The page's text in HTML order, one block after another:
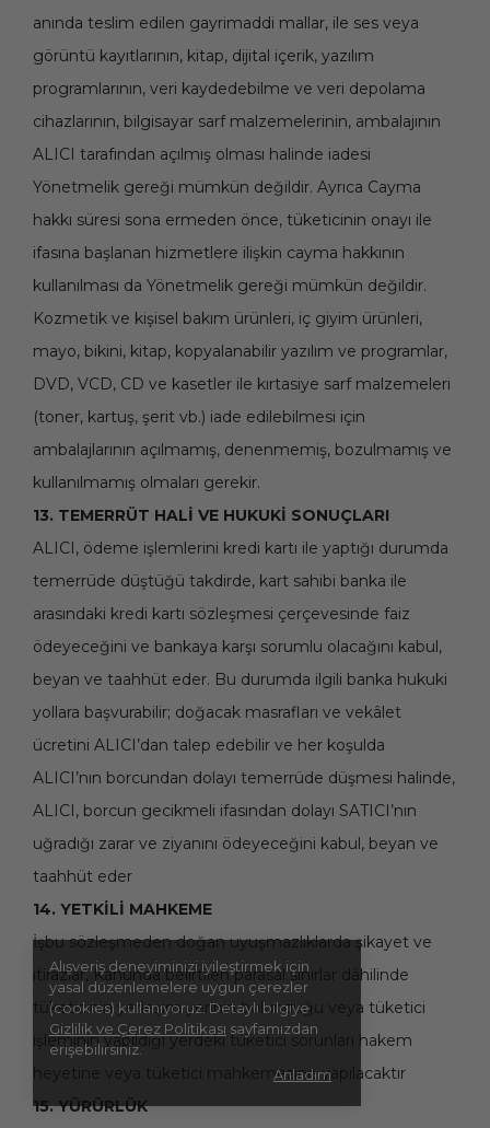
Alışveriş deneyiminizi iyileştirmek için
yasal düzenlemelere uygun çerezler
(cookies) kullanıyoruz. Detaylı bilgiye
Gizlilik ve Çerez Politikası sayfamızdan
erişebilirsiniz.
Anladım
anında teslim edilen gayrimaddi mallar, ile ses veya
görüntü kayıtlarının, kitap, dijital içerik, yazılım
programlarının, veri kaydedebilme ve veri depolama
cihazlarının, bilgisayar sarf malzemelerinin, ambalajının
ALICI tarafından açılmış olması halinde iadesi
Yönetmelik gereği mümkün değildir. Ayrıca Cayma
hakkı süresi sona ermeden önce, tüketicinin onayı ile
ifasına başlanan hizmetlere ilişkin cayma hakkının
kullanılması da Yönetmelik gereği mümkün değildir.
Kozmetik ve kişisel bakım ürünleri, iç giyim ürünleri,
mayo, bikini, kitap, kopyalanabilir yazılım ve programlar,
DVD, VCD, CD ve kasetler ile kırtasiye sarf malzemeleri
(toner, kartuş, şerit vb.) iade edilebilmesi için
ambalajlarının açılmamış, denenmemiş, bozulmamış ve
kullanılmamış olmaları gerekir.
13. TEMERRÜT HALİ VE HUKUKİ SONUÇLARI
ALICI, ödeme işlemlerini kredi kartı ile yaptığı durumda
temerrüde düştüğü takdirde, kart sahibi banka ile
arasındaki kredi kartı sözleşmesi çerçevesinde faiz
ödeyeceğini ve bankaya karşı sorumlu olacağını kabul,
beyan ve taahhüt eder. Bu durumda ilgili banka hukuki
yollara başvurabilir; doğacak masrafları ve vekâlet
ücretini ALICI’dan talep edebilir ve her koşulda
ALICI’nın borcundan dolayı temerrüde düşmesi halinde,
ALICI, borcun gecikmeli ifasından dolayı SATICI’nın
uğradığı zarar ve ziyanını ödeyeceğini kabul, beyan ve
taahhüt eder
14. YETKİLİ MAHKEME
İşbu sözleşmeden doğan uyuşmazlıklarda şikayet ve
itirazlar, Kanunda belirtilen parasal sınırlar dâhilinde
tüketicinin yerleşim yerinin bulunduğu veya tüketici
işleminin yapıldığı yerdeki tüketici sorunları hakem
heyetine veya tüketici mahkemesine yapılacaktır
15. YÜRÜRLÜK